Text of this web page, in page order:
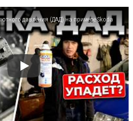
давления (ДАД) на примере Skoda